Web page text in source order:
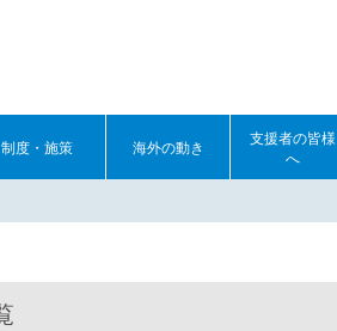
制度・施策 海外の動き
支援者の皆様
へ